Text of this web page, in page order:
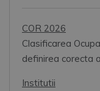
COR 2026
Clasificarea
definirea corecta
Institutii